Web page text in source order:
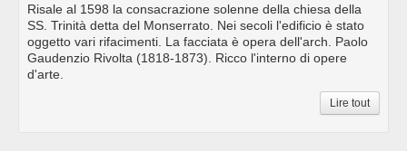
Risale al 1598 la consacrazione solenne della chiesa della
SS. Trinità detta del Monserrato. Nei secoli l'edificio è stato
oggetto vari rifacimenti. La facciata è opera dell'arch. Paolo
Gaudenzio Rivolta (1818-1873). Ricco l'interno di opere
d'arte.
Lire tout